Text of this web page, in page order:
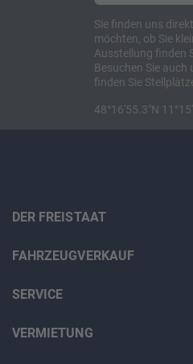
Sie finden uns
möchten, ob Sie
Ausstellung finden
Besuchen Sie auch
finden Sie
48°16'55.3"N
DER FREISTAAT
FAHRZEUGVERKAUF
SERVICE
VERMIETUNG